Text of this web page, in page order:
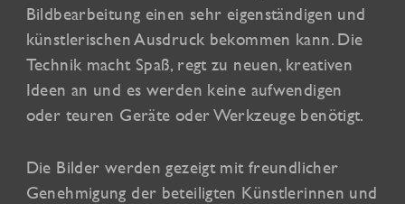
Bildbearbeitung einen sehr eigenständigen und
künstlerischen Ausdruck bekommen kann. Die
Technik macht Spaß, regt zu neuen, kreativen
Ideen an und es werden keine aufwendigen
oder teuren Geräte oder Werkzeuge benötigt.
Die Bilder werden gezeigt mit freundlicher
Genehmigung der beteiligten Künstlerinnen und